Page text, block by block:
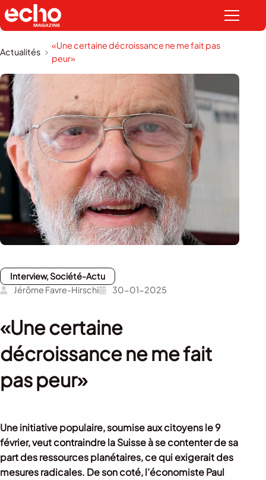
Actualités
«Une certaine décroissance ne me fait pas
peur»
Interview, Société-Actu
Jérôme Favre-Hirschi
30-01-2025
«Une certaine
décroissance ne me fait
pas peur»
Une initiative populaire, soumise aux citoyens le 9
février, veut contraindre la Suisse à se contenter de sa
part des ressources planétaires, ce qui exigerait des
mesures radicales. De son coté, l’économiste Paul